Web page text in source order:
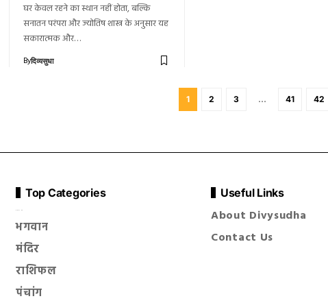
घर केवल रहने का स्थान नहीं होता, बल्कि
सनातन परंपरा और ज्योतिष शास्त्र के अनुसार यह
सकारात्मक और…
Byदिव्यसुधा
1 2 3 … 41 42
Top Categories
भगवान
मंदिर
राशिफल
पंचांग
Useful Links
About Divysudha
Contact Us